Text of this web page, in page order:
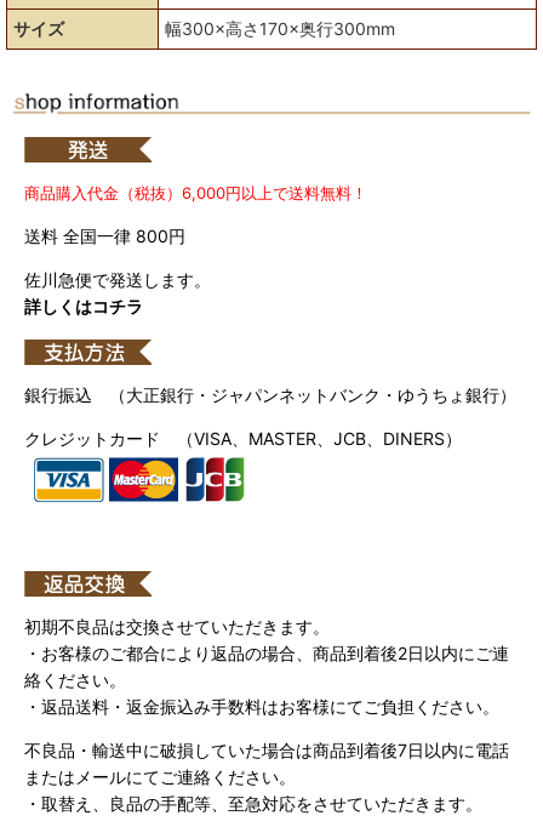
サイズ
幅300×高さ170×奥行300mm
商品購入代金（税抜）6,000円以上で送料無料！
送料 全国一律 800円
佐川急便で発送します。
詳しくはコチラ
銀行振込 （大正銀行・ジャパンネットバンク・ゆうちょ銀行）
クレジットカード （VISA、MASTER、JCB、DINERS）
初期不良品は交換させていただきます。
・お客様のご都合により返品の場合、商品到着後2日以内にご連
絡ください。
・返品送料・返金振込み手数料はお客様にてご負担ください。
不良品・輸送中に破損していた場合は商品到着後7日以内に電話
またはメールにてご連絡ください。
・取替え、良品の手配等、至急対応をさせていただきます。